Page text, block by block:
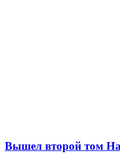
Вышел второй том